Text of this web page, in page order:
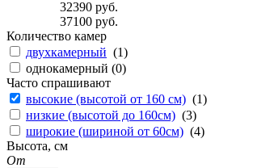
32390 руб.
37100 руб.
Количество камер
двухкамерный (1)
однокамерный (0)
Часто спрашивают
высокие (высотой от 160 см) (1)
низкие (высотой до 160см) (3)
широкие (шириной от 60см) (4)
Высота, см
От